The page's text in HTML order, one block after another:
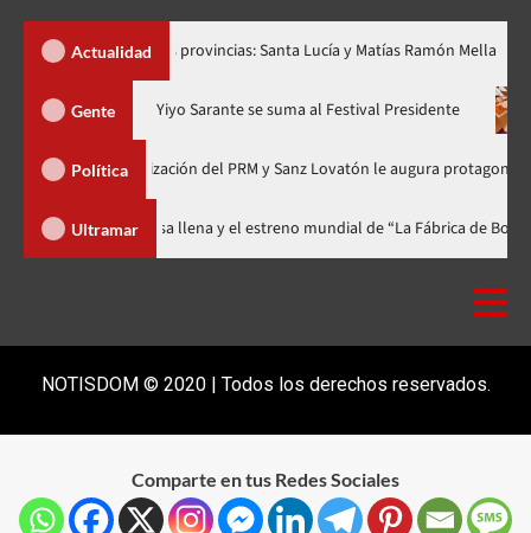
Actualidad
dos nuevas provincias: Santa Lucía y Matías Ramón Mella
Gente
nuevo horario Yiyo Sarante se suma al Festival
Política
de Organización del PRM y Sanz Lovatón le augura protagonismo político
Ultramar
celebra 15 años con una gala a casa llena y el estreno mundial de “La
NOTISDOM © 2020 | Todos los derechos reservados.
Comparte en tus Redes Sociales